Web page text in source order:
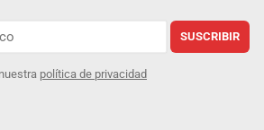
SUSCRIBIR
política de privacidad